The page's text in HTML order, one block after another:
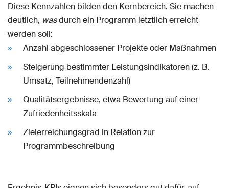
Diese Kennzahlen bilden den Kernbereich. Sie machen
deutlich, wasdurch ein Programm letztlich erreicht
werden soll:
Anzahl abgeschlossener Projekte oder Maßnahmen
Steigerung bestimmter Leistungsindikatoren (z. B.
Umsatz, Teilnehmendenzahl)
Qualitätsergebnisse, etwa Bewertung auf einer
Zufriedenheitsskala
Zielerreichungsgrad in Relation zur
Programmbeschreibung